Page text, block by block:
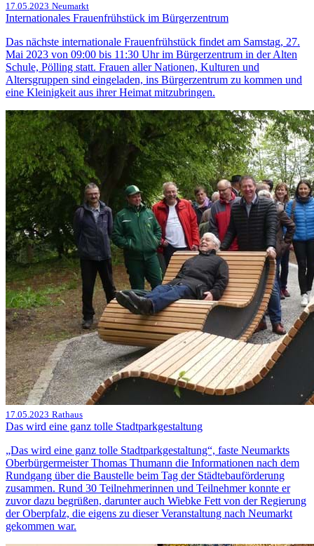
17.05.2023 Neumarkt
Internationales Frauenfrühstück im Bürgerzentrum
Das nächste internationale Frauenfrühstück findet am Samstag, 27.
Mai 2023 von 09:00 bis 11:30 Uhr im Bürgerzentrum in der Alten
Schule, Pölling statt. Frauen aller Nationen, Kulturen und
Altersgruppen sind eingeladen, ins Bürgerzentrum zu kommen und
eine Kleinigkeit aus ihrer Heimat mitzubringen.
17.05.2023 Rathaus
Das wird eine ganz tolle Stadtparkgestaltung
„Das wird eine ganz tolle Stadtparkgestaltung“, faste Neumarkts
Oberbürgermeister Thomas Thumann die Informationen nach dem
Rundgang über die Baustelle beim Tag der Städtebauförderung
zusammen. Rund 30 Teilnehmerinnen und Teilnehmer konnte er
zuvor dazu begrüßen, darunter auch Wiebke Fett von der Regierung
der Oberpfalz, die eigens zu dieser Veranstaltung nach Neumarkt
gekommen war.